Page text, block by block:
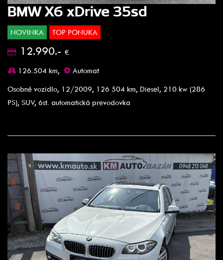
BMW X6 xDrive 35sd
NOVINKA TOP PONUKA
12.990.- €
126.504 km,
Automat
Osobné vozidlo, 12/2009, 126 504 km, Diesel, 210 kw (286
PS), SUV, 6st. automatická prevodovka